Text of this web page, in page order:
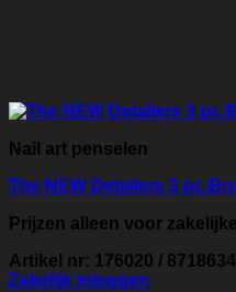
Nail art penselen
The NEW Detailers 3
Prijzen alleen voor
Artikel nr: 176020 /
Zakelijk inloggen